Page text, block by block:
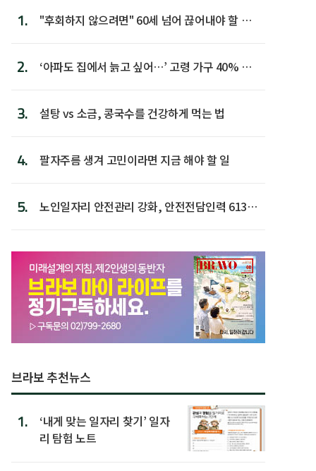
1.
"후회하지 않으려면" 60세 넘어 끊어내야 할 사
2.
‘아파도 집에서 늙고 싶어…’ 고령 가구 40% 노
3. 설탕 vs 소금, 콩국수를 건강하게 먹는 법
4. 팔자주름 생겨 고민이라면 지금 해야 할 일
5.
노인일자리 안전관리 강화, 안전전담인력 613명
브라보 추천뉴스
1.
‘내게 맞는 일자리 찾기’ 일자
리 탐험 노트